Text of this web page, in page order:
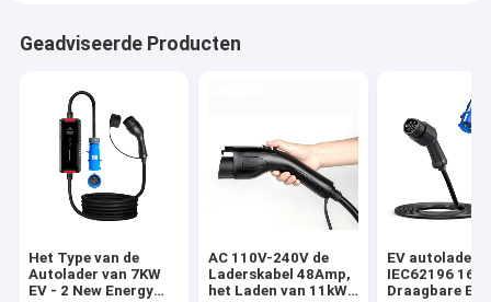
Geadviseerde Producten
Het Type van de
Autolader van 7KW
EV - 2 New Energy
AC 110V-240V de
Laderskabel 48Amp,
het Laden van 11kW
EV autolader
IEC62196 16A
Draagbare EV